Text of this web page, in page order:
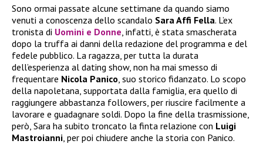
Sono ormai passate alcune settimane da quando siamo
venuti a conoscenza dello scandalo Sara Affi Fella. L’ex
tronista di Uomini e Donne , infatti, è stata smascherata
dopo la truffa ai danni della redazione del programma e del
fedele pubblico. La ragazza, per tutta la durata
dell’esperienza al dating show, non ha mai smesso di
frequentare Nicola Panico , suo storico fidanzato. Lo scopo
della napoletana, supportata dalla famiglia, era quello di
raggiungere abbastanza followers, per riuscire facilmente a
lavorare e guadagnare soldi. Dopo la fine della trasmissione,
però, Sara ha subito troncato la finta relazione con Luigi
Mastroianni , per poi chiudere anche la storia con Panico.